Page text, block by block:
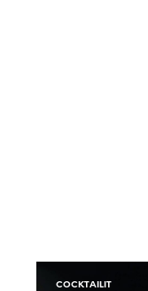
COCKTAILIT